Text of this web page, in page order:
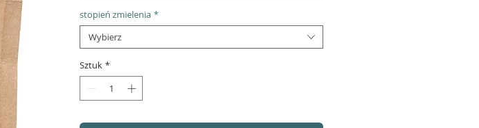
stopień zmielenia *
Wybierz
Sztuk *